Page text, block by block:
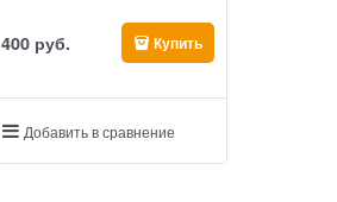
400 руб. Купить
Добавить в сравнение